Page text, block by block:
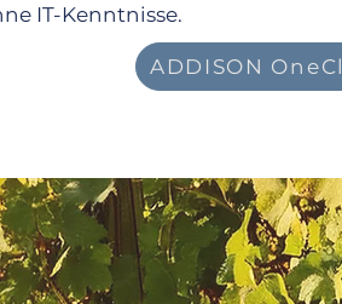
IT-Kenntnisse.
ADDISON